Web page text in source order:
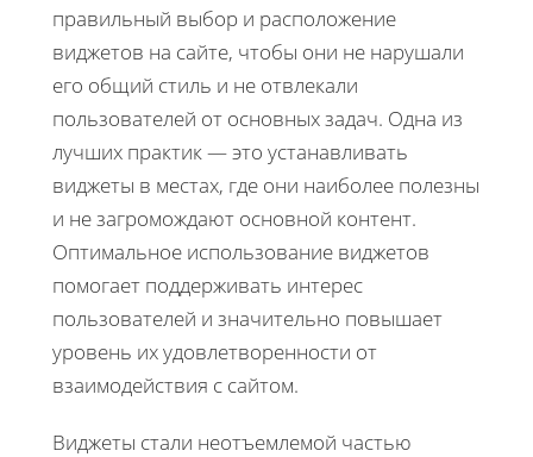
правильный выбор и расположение
виджетов на сайте, чтобы они не нарушали
его общий стиль и не отвлекали
пользователей от основных задач. Одна из
лучших практик — это устанавливать
виджеты в местах, где они наиболее полезны
и не загромождают основной контент.
Оптимальное использование виджетов
помогает поддерживать интерес
пользователей и значительно повышает
уровень их удовлетворенности от
взаимодействия с сайтом.
Виджеты стали неотъемлемой частью